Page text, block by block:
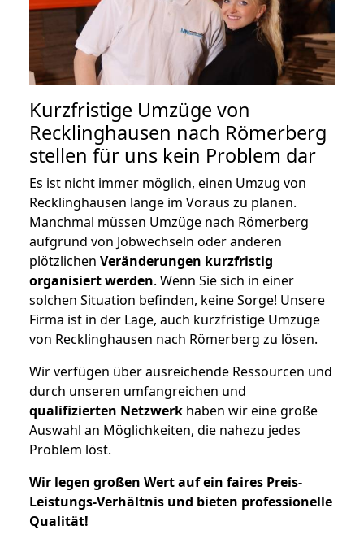
Kurzfristige Umzüge von
Recklinghausen nach Römerberg
stellen für uns kein Problem dar
Es ist nicht immer möglich, einen Umzug von
Recklinghausen lange im Voraus zu planen.
Manchmal müssen Umzüge nach Römerberg
aufgrund von Jobwechseln oder anderen
plötzlichen Veränderungen kurzfristig
organisiert werden. Wenn Sie sich in einer
solchen Situation befinden, keine Sorge! Unsere
Firma ist in der Lage, auch kurzfristige Umzüge
von Recklinghausen nach Römerberg zu lösen.
Wir verfügen über ausreichende Ressourcen und
durch unseren umfangreichen und
qualifizierten Netzwerk haben wir eine große
Auswahl an Möglichkeiten, die nahezu jedes
Problem löst.
Wir legen großen Wert auf ein faires Preis-
Leistungs-Verhältnis und bieten professionelle
Qualität!